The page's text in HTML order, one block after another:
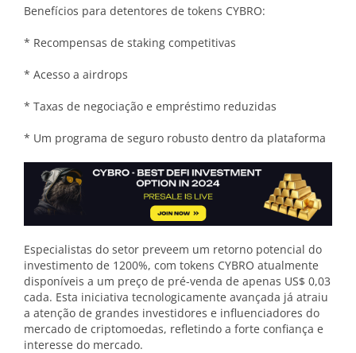
Benefícios para detentores de tokens CYBRO:
* Recompensas de staking competitivas
* Acesso a airdrops
* Taxas de negociação e empréstimo reduzidas
* Um programa de seguro robusto dentro da plataforma
Especialistas do setor preveem um retorno potencial do
investimento de 1200%, com tokens CYBRO atualmente
disponíveis a um preço de pré-venda de apenas US$ 0,03
cada. Esta iniciativa tecnologicamente avançada já atraiu
a atenção de grandes investidores e influenciadores do
mercado de criptomoedas, refletindo a forte confiança e
interesse do mercado.